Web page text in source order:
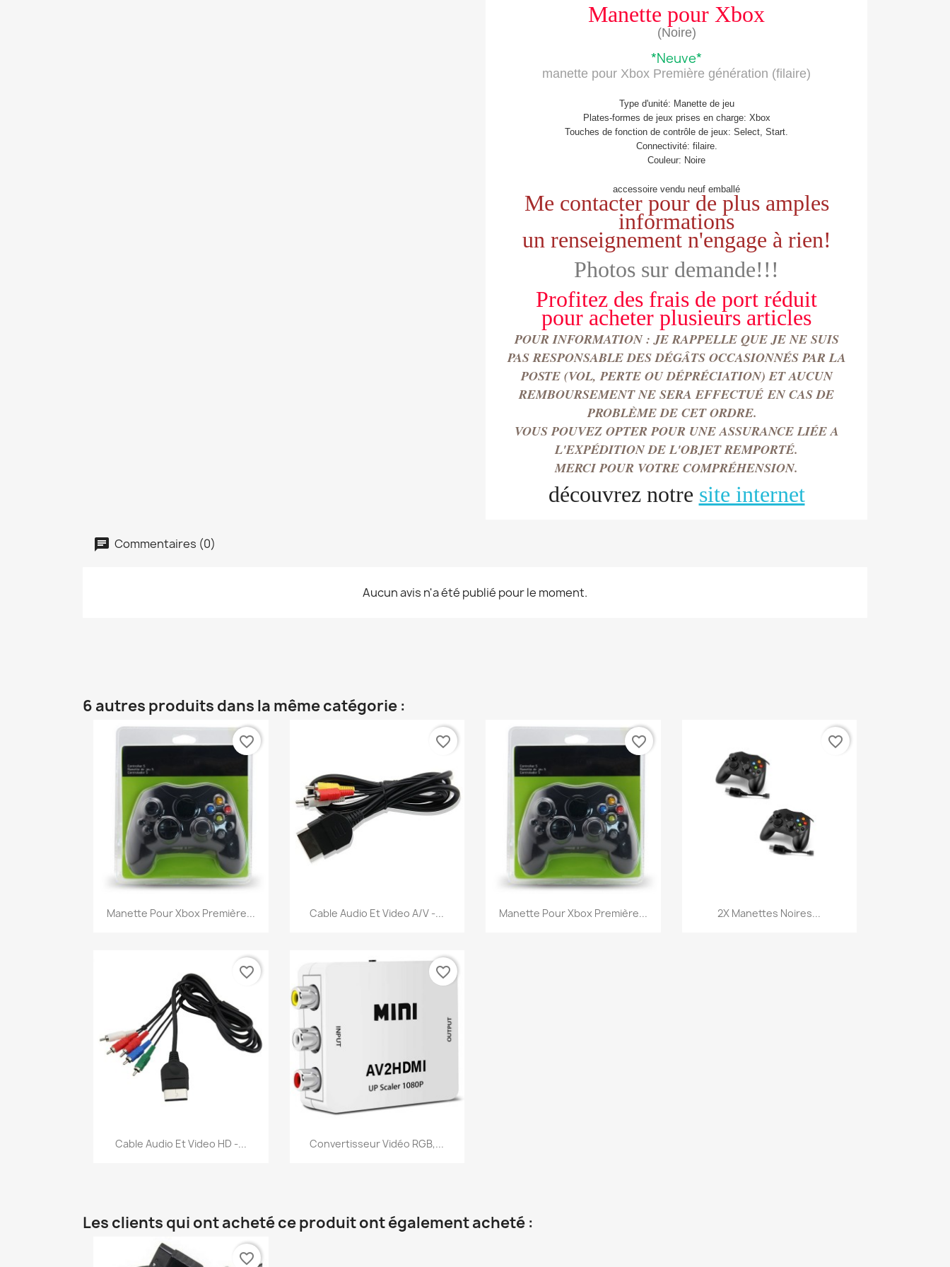
Manette pour Xbox
(Noire)
*Neuve*
manette pour Xbox Première génération (filaire)
Type d'unité: Manette de jeu
Plates-formes de jeux prises en charge: Xbox
Touches de fonction de contrôle de jeux: Select, Start.
Connectivité: filaire.
Couleur: Noire
accessoire vendu neuf emballé
Me contacter pour de plus amples
informations
un renseignement n'engage à rien!
Photos sur demande!!!
Profitez des frais de port réduit
pour acheter plusieurs articles
POUR INFORMATION : JE RAPPELLE QUE JE NE SUIS
PAS RESPONSABLE DES DÉGÂTS OCCASIONNÉS PAR LA
POSTE (VOL, PERTE OU DÉPRÉCIATION) ET AUCUN
REMBOURSEMENT NE SERA EFFECTUÉ EN CAS DE
PROBLÈME DE CET ORDRE.
VOUS POUVEZ OPTER POUR UNE ASSURANCE LIÉE A
L'EXPÉDITION DE L'OBJET REMPORTÉ.
MERCI POUR VOTRE COMPRÉHENSION.
découvrez notre site internet
Commentaires (0)
Aucun avis n'a été publié pour le moment.
6 autres produits dans la même catégorie :
 Aperçu rapide
Manette Pour Xbox Première...
favorite_border
Aperçu rapide
Cable Audio Et Video A/V -...
favorite_border
 Aperçu rapide
Manette Pour Xbox Première...
favorite_border
Aperçu rapide
2X Manettes Noires...
favorite_border
Aperçu rapide
Cable Audio Et Video HD -...
favorite_border
Aperçu rapide
Convertisseur Vidéo RGB,...
favorite_border
Les clients qui ont acheté ce produit ont également acheté :
favorite_border